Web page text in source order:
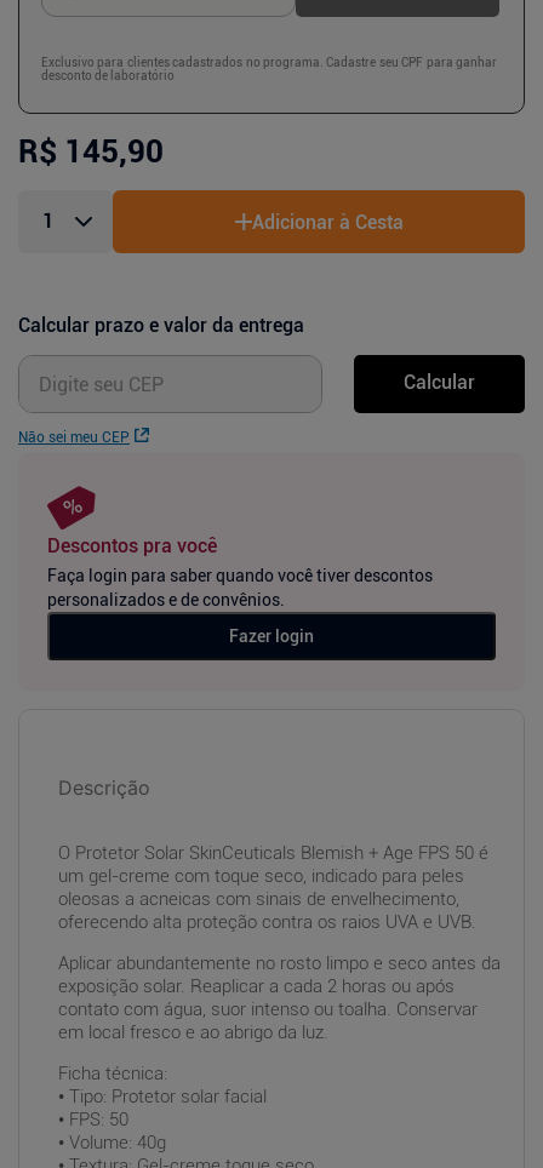
Exclusivo para clientes cadastrados no programa. Cadastre seu CPF para ganhar
desconto de laboratório
R$ 145,90
Adicionar à Cesta
Calcular prazo e valor da entrega
Não sei meu CEP
Calcular
Descontos pra você
Faça login para saber quando você tiver descontos
personalizados e de convênios.
Fazer login
Descrição
O Protetor Solar SkinCeuticals Blemish + Age FPS 50 é
um gel-creme com toque seco, indicado para peles
oleosas a acneicas com sinais de envelhecimento,
oferecendo alta proteção contra os raios UVA e UVB.
Aplicar abundantemente no rosto limpo e seco antes da
exposição solar. Reaplicar a cada 2 horas ou após
contato com água, suor intenso ou toalha. Conservar
em local fresco e ao abrigo da luz.
Ficha técnica:
• Tipo: Protetor solar facial
• FPS: 50
• Volume: 40g